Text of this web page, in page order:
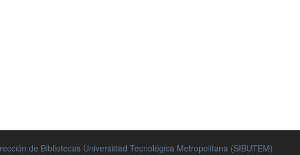
de Bibliotecas Universidad Tecnológica Metropolitana (SIBUTEM)